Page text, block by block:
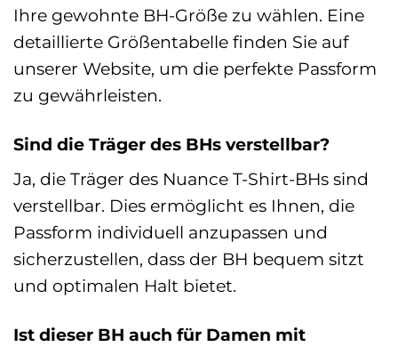
Ihre gewohnte BH-Größe zu wählen. Eine
detaillierte Größentabelle finden Sie auf
unserer Website, um die perfekte Passform
zu gewährleisten.
Sind die Träger des BHs verstellbar?
Ja, die Träger des Nuance T-Shirt-BHs sind
verstellbar. Dies ermöglicht es Ihnen, die
Passform individuell anzupassen und
sicherzustellen, dass der BH bequem sitzt
und optimalen Halt bietet.
Ist dieser BH auch für Damen mit